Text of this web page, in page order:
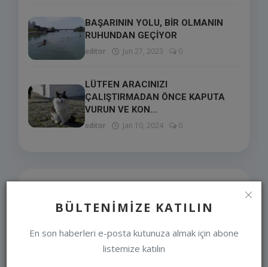
BÜLTENIMIZE KATILIN
En son haberleri e-posta kutunuza almak için abone
listemize katılın
BAŞARININ YOLU, BİR OLMANIN
RUHUNDAN GEÇİYOR
editor Jun 27, 2023 0
LÜTFEN ARACINIZI
ÇALIŞTIRMADAN ÖNCE KAPUTA
VURUN VE KON...
editor Jan 10, 2024 0